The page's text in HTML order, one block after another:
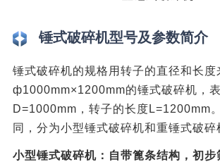
锤式破碎机型号及参数简介
锤式破碎机的规格用转子的直径和长度
ф1000mm×1200mm的锤式破碎机，
D=1000mm，转子的长度L=1200mm
同，分为小型锤式破碎机和重锤式破碎
小型锤式破碎机：自带篦条结构，初步